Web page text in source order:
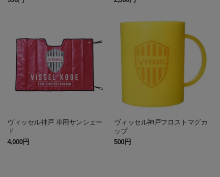
ヴィッセル神戸 車用サンシェー
ド
4,000円
ヴィッセル神戸フロストマグカ
ップ
500円